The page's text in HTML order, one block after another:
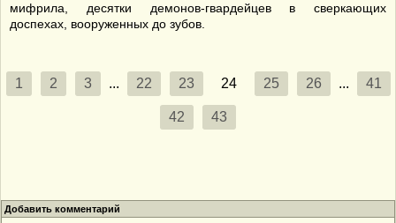
мифрила, десятки демонов-гвардейцев в сверкающих
доспехах, вооруженных до зубов.
1 2 3 ... 22 23 24 25 26 ... 41
42 43
Добавить комментарий